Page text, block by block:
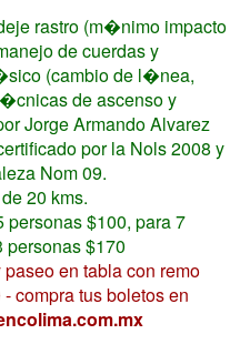
rastro (m�nimo impacto
de cuerdas y
(cambio de l�nea,
de ascenso y
Jorge Armando Alvarez
por la Nols 2008 y
Nom 09.
20 kms.
personas $100, para 7
personas $170
paseo en tabla con remo
-compra tus boletos en